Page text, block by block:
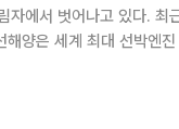
자에서 벗어나고 있다.